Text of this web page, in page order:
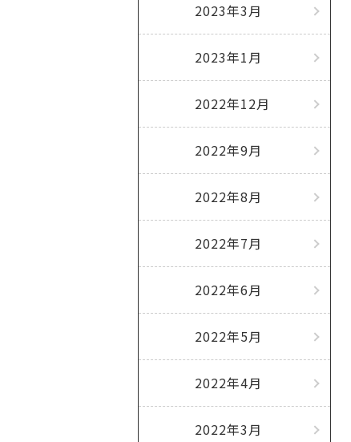
2023年3月
2023年1月
2022年12月
2022年9月
2022年8月
2022年7月
2022年6月
2022年5月
2022年4月
2022年3月